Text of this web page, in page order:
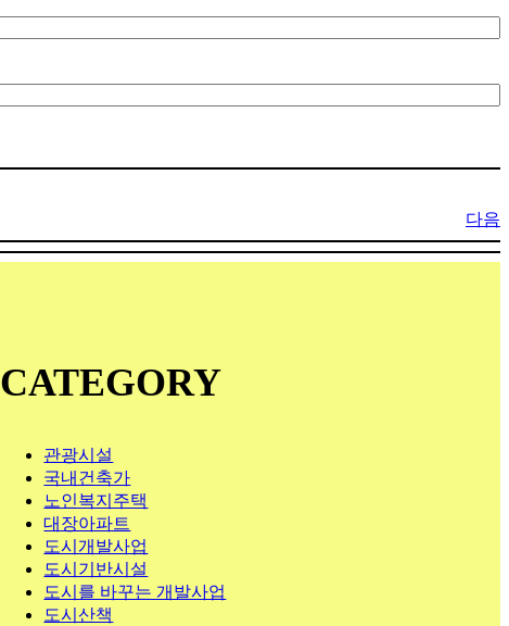
다음
CATEGORY
관광시설
국내건축가
노인복지주택
대장아파트
도시개발사업
도시기반시설
도시를 바꾸는 개발사업
도시산책